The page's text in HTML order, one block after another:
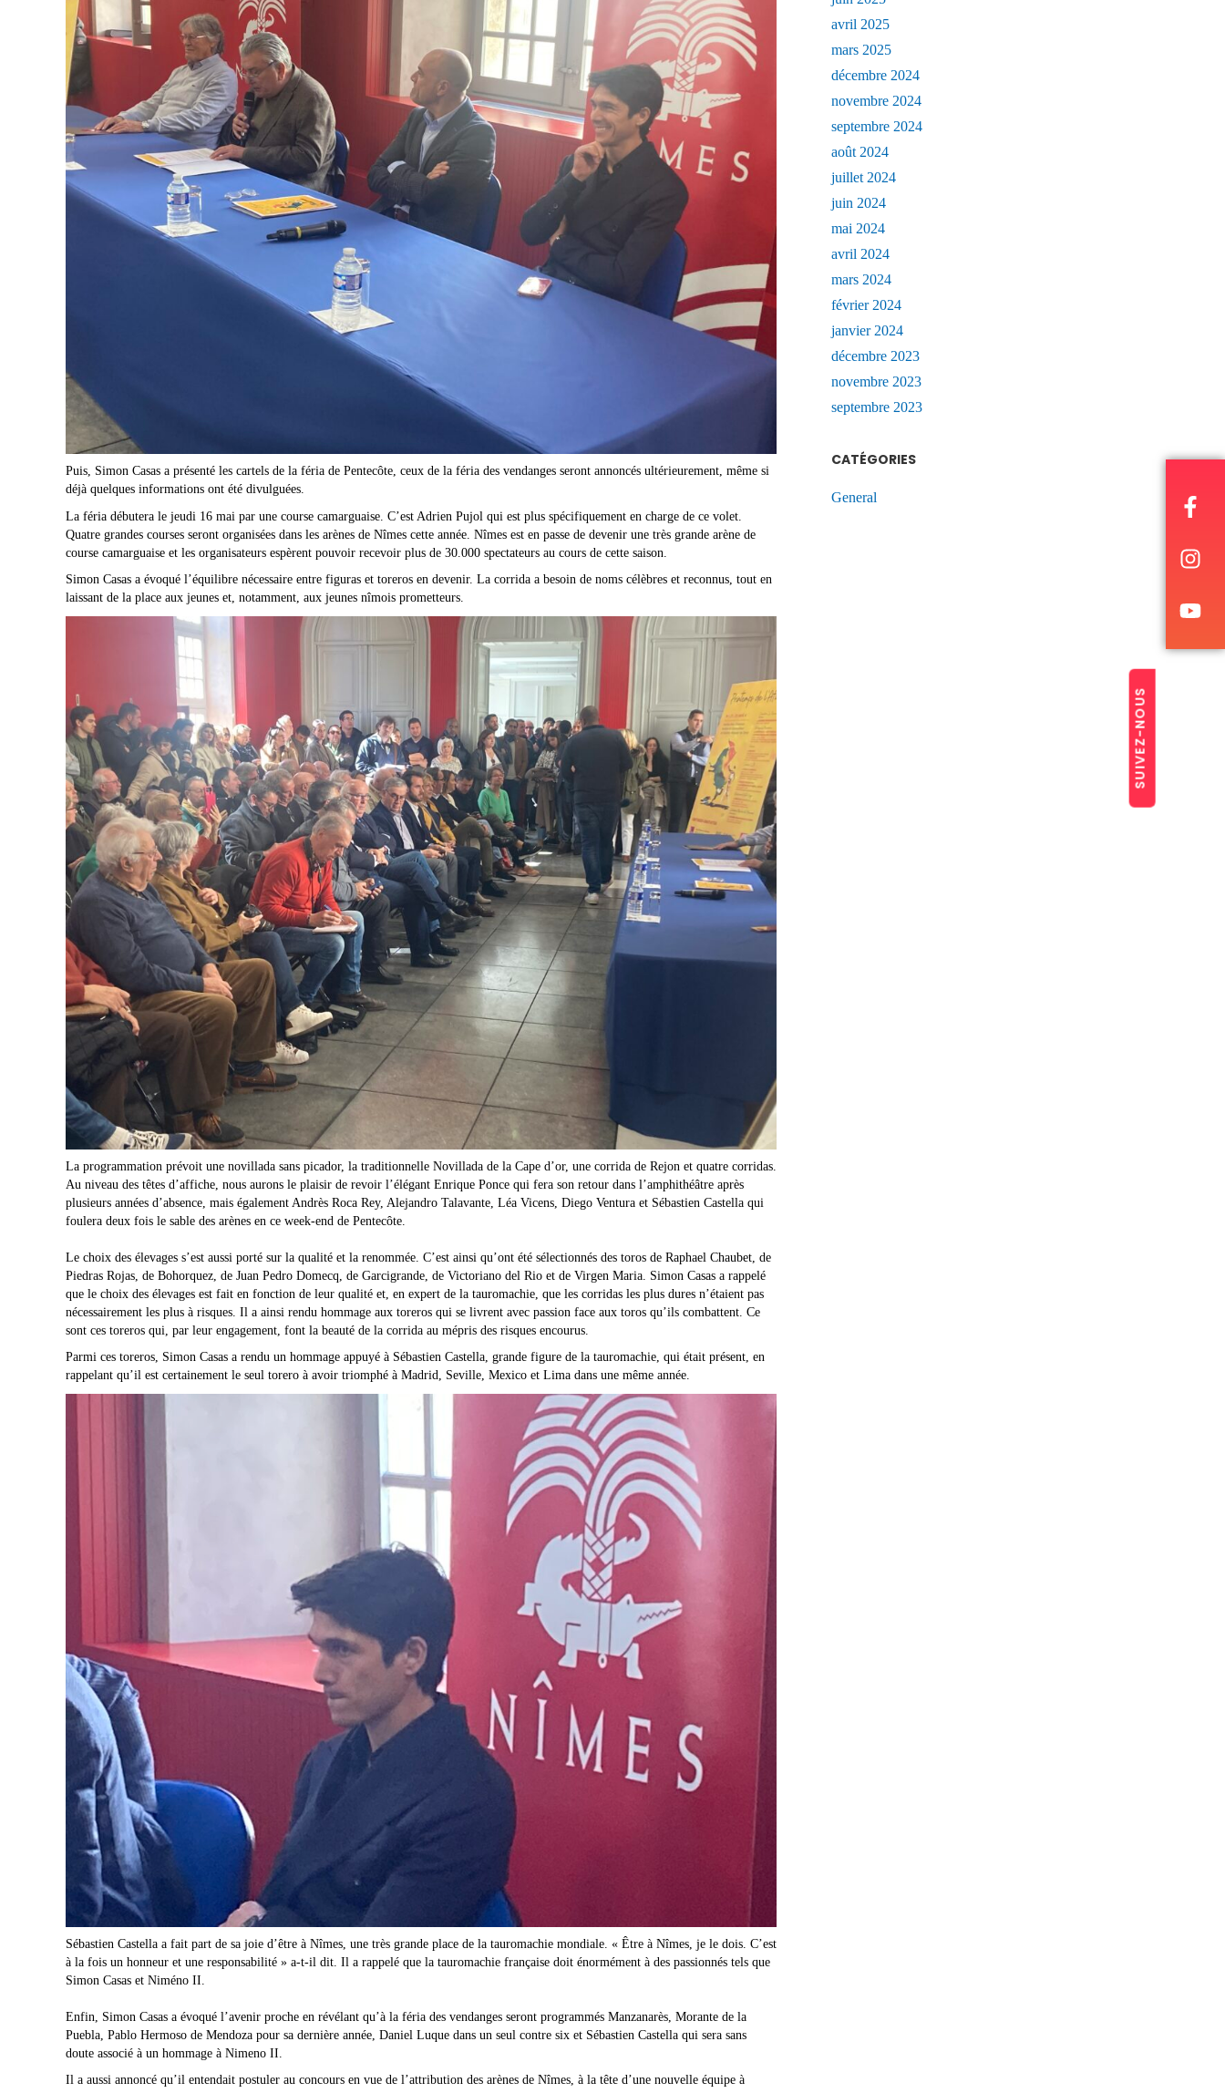
SUIVEZ-NOUS
Puis, Simon Casas a présenté les cartels de la féria de Pentecôte, ceux de la féria des vendanges seront annoncés ultérieurement, même si
déjà quelques informations ont été divulguées.
La féria débutera le jeudi 16 mai par une course camarguaise. C’est Adrien Pujol qui est plus spécifiquement en charge de ce volet.
Quatre grandes courses seront organisées dans les arènes de Nîmes cette année. Nîmes est en passe de devenir une très grande arène de
course camarguaise et les organisateurs espèrent pouvoir recevoir plus de 30.000 spectateurs au cours de cette saison.
Simon Casas a évoqué l’équilibre nécessaire entre figuras et toreros en devenir. La corrida a besoin de noms célèbres et reconnus, tout en
laissant de la place aux jeunes et, notamment, aux jeunes nîmois prometteurs.
La programmation prévoit une novillada sans picador, la traditionnelle Novillada de la Cape d’or, une corrida de Rejon et quatre corridas.
Au niveau des têtes d’affiche, nous aurons le plaisir de revoir l’élégant Enrique Ponce qui fera son retour dans l’amphithéâtre après
plusieurs années d’absence, mais également Andrès Roca Rey, Alejandro Talavante, Léa Vicens, Diego Ventura et Sébastien Castella qui
foulera deux fois le sable des arènes en ce week-end de Pentecôte.
Le choix des élevages s’est aussi porté sur la qualité et la renommée. C’est ainsi qu’ont été sélectionnés des toros de Raphael Chaubet, de
Piedras Rojas, de Bohorquez, de Juan Pedro Domecq, de Garcigrande, de Victoriano del Rio et de Virgen Maria. Simon Casas a rappelé
que le choix des élevages est fait en fonction de leur qualité et, en expert de la tauromachie, que les corridas les plus dures n’étaient pas
nécessairement les plus à risques. Il a ainsi rendu hommage aux toreros qui se livrent avec passion face aux toros qu’ils combattent. Ce
sont ces toreros qui, par leur engagement, font la beauté de la corrida au mépris des risques encourus.
Parmi ces toreros, Simon Casas a rendu un hommage appuyé à Sébastien Castella, grande figure de la tauromachie, qui était présent, en
rappelant qu’il est certainement le seul torero à avoir triomphé à Madrid, Seville, Mexico et Lima dans une même année.
Sébastien Castella a fait part de sa joie d’être à Nîmes, une très grande place de la tauromachie mondiale. « Être à Nîmes, je le dois. C’est
à la fois un honneur et une responsabilité » a-t-il dit. Il a rappelé que la tauromachie française doit énormément à des passionnés tels que
Simon Casas et Niméno II.
Enfin, Simon Casas a évoqué l’avenir proche en révélant qu’à la féria des vendanges seront programmés Manzanarès, Morante de la
Puebla, Pablo Hermoso de Mendoza pour sa dernière année, Daniel Luque dans un seul contre six et Sébastien Castella qui sera sans
doute associé à un hommage à Nimeno II.
Il a aussi annoncé qu’il entendait postuler au concours en vue de l’attribution des arènes de Nîmes, à la tête d’une nouvelle équipe à
avril 2025
mars 2025
décembre 2024
novembre 2024
septembre 2024
août 2024
juillet 2024
juin 2024
mai 2024
avril 2024
mars 2024
février 2024
janvier 2024
décembre 2023
novembre 2023
septembre 2023
CATÉGORIES
General